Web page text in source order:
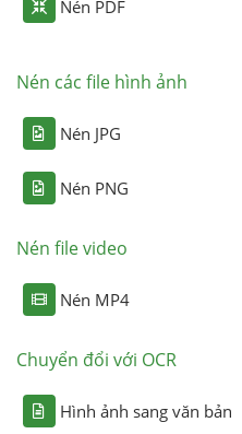
Nén PDF
Nén các file hình ảnh
Nén JPG
Nén PNG
Nén file video
Nén MP4
Chuyển đổi với OCR
Hình ảnh sang văn bản